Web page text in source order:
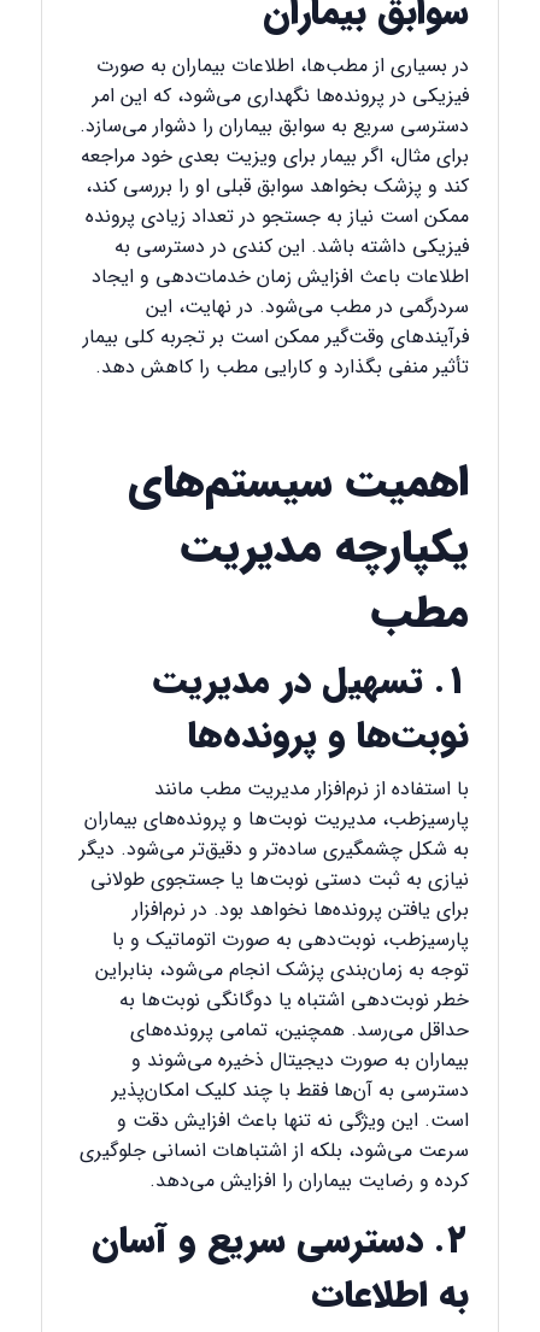
سوابق بیماران
در بسیاری از مطب‌ها، اطلاعات بیماران به صورت
فیزیکی در پرونده‌ها نگهداری می‌شود، که این امر
دسترسی سریع به سوابق بیماران را دشوار می‌سازد.
برای مثال، اگر بیمار برای ویزیت بعدی خود مراجعه
کند و پزشک بخواهد سوابق قبلی او را بررسی کند،
ممکن است نیاز به جستجو در تعداد زیادی پرونده
فیزیکی داشته باشد. این کندی در دسترسی به
اطلاعات باعث افزایش زمان خدمات‌دهی و ایجاد
سردرگمی در مطب می‌شود. در نهایت، این
فرآیندهای وقت‌گیر ممکن است بر تجربه کلی بیمار
تأثیر منفی بگذارد و کارایی مطب را کاهش دهد.
اهمیت سیستم‌های
یکپارچه مدیریت
مطب
۱. تسهیل در مدیریت
نوبت‌ها و پرونده‌ها
با استفاده از نرم‌افزار مدیریت مطب مانند
پارسیزطب، مدیریت نوبت‌ها و پرونده‌های بیماران
به شکل چشمگیری ساده‌تر و دقیق‌تر می‌شود. دیگر
نیازی به ثبت دستی نوبت‌ها یا جستجوی طولانی
برای یافتن پرونده‌ها نخواهد بود. در نرم‌افزار
پارسیزطب، نوبت‌دهی به صورت اتوماتیک و با
توجه به زمان‌بندی پزشک انجام می‌شود، بنابراین
خطر نوبت‌دهی اشتباه یا دوگانگی نوبت‌ها به
حداقل می‌رسد. همچنین، تمامی پرونده‌های
بیماران به صورت دیجیتال ذخیره می‌شوند و
دسترسی به آن‌ها فقط با چند کلیک امکان‌پذیر
است. این ویژگی نه تنها باعث افزایش دقت و
سرعت می‌شود، بلکه از اشتباهات انسانی جلوگیری
کرده و رضایت بیماران را افزایش می‌دهد.
۲. دسترسی سریع و آسان
به اطلاعات